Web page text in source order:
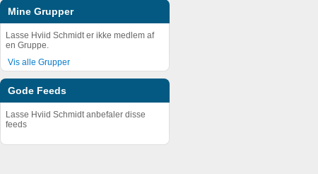
Mine Grupper
Lasse Hviid Schmidt er ikke medlem af
en Gruppe.
Vis alle Grupper
Gode Feeds
Lasse Hviid Schmidt anbefaler disse
feeds